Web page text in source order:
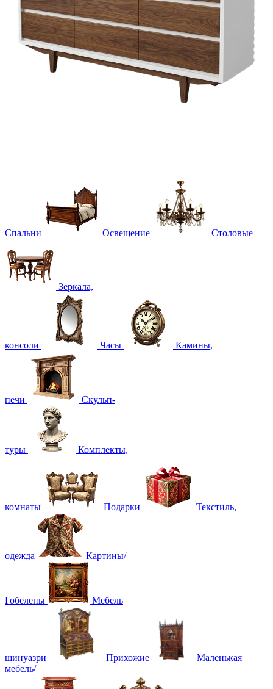
Спальни Освещение Столовые
Зеркала,
консоли Часы Камины,
печи Скульп-
туры Комплекты,
комнаты Подарки Текстиль,
одежда Картины/
Гобелены Мебель
шинуазри Прихожие
Маленькая
мебель/